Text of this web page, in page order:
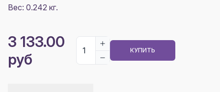
Вес: 0.242 кг.
3 133.00
руб
КУПИТЬ